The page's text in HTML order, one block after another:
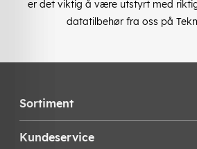
er det viktig å være utstyrt med
datatilbehør fra oss på
Sortiment
Kundeservice